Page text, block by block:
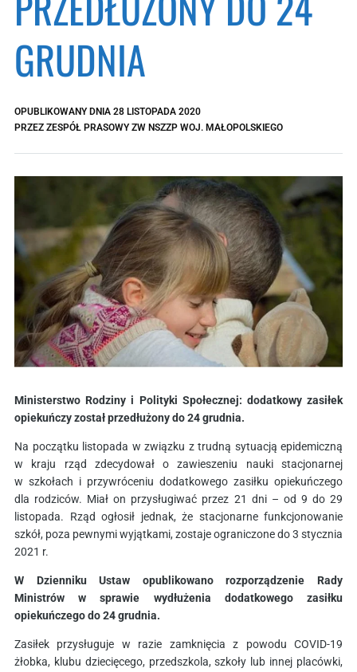
GRUDNIA
OPUBLIKOWANY DNIA 28 LISTOPADA 2020
PRZEZ ZESPÓŁ PRASOWY ZW NSZZP WOJ. MAŁOPOLSKIEGO
Ministerstwo Rodziny i Polityki Społecznej: dodatkowy zasiłek
opiekuńczy został przedłużony do 24 grudnia.
Na początku listopada w związku z trudną sytuacją epidemiczną
w kraju rząd zdecydował o zawieszeniu nauki stacjonarnej
w szkołach i przywróceniu dodatkowego zasiłku opiekuńczego
dla rodziców. Miał on przysługiwać przez 21 dni – od 9 do 29
listopada. Rząd ogłosił jednak, że stacjonarne funkcjonowanie
szkół, poza pewnymi wyjątkami, zostaje ograniczone do 3 stycznia
2021 r.
W Dzienniku Ustaw opublikowano rozporządzenie Rady
Ministrów w sprawie wydłużenia dodatkowego zasiłku
opiekuńczego do 24 grudnia.
Zasiłek przysługuje w razie zamknięcia z powodu COVID-19
żłobka, klubu dziecięcego, przedszkola, szkoły lub innej placówki,